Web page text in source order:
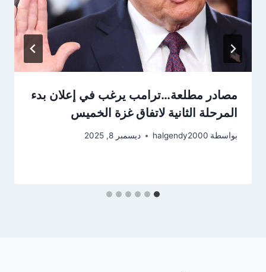
مصادر مطلعة…ترامب يرغب في إعلان بدء
المرحلة الثانية لاتفاق غزة الخميس
بواسطة halgendy2000 ديسمبر 8, 2025